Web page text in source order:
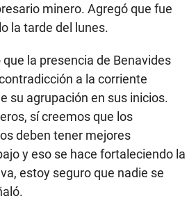
minero. Agregó que fue
la tarde del lunes.
la presencia de Benavides
a la corriente
su agrupación en sus inicios.
sí creemos que los
deben tener mejores
y eso se hace fortaleciendo la
estoy seguro que nadie se